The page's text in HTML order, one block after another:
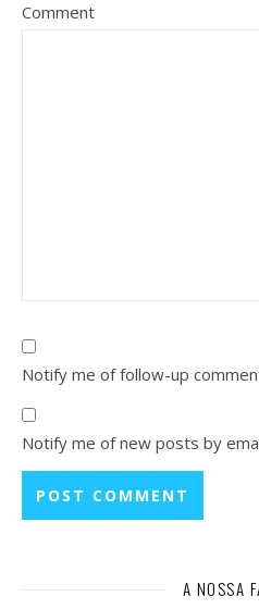
Comment
Notify me of follow-up
Notify me of new posts by
A NOSSA